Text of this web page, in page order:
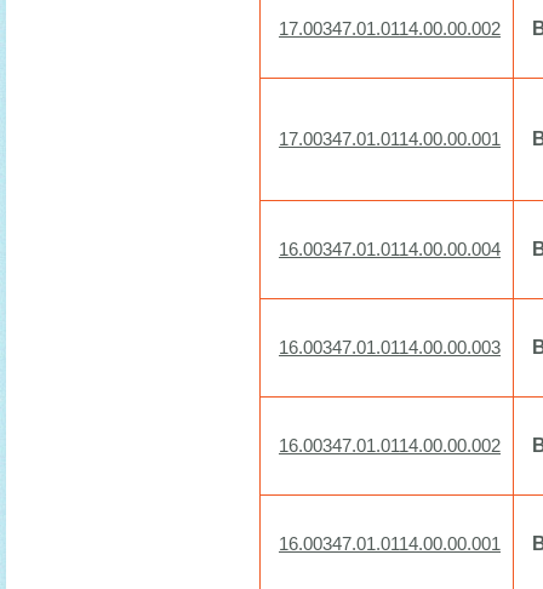
17.00347.01.0114.00.00.002
17.00347.01.0114.00.00.001
16.00347.01.0114.00.00.004
16.00347.01.0114.00.00.003
16.00347.01.0114.00.00.002
16.00347.01.0114.00.00.001